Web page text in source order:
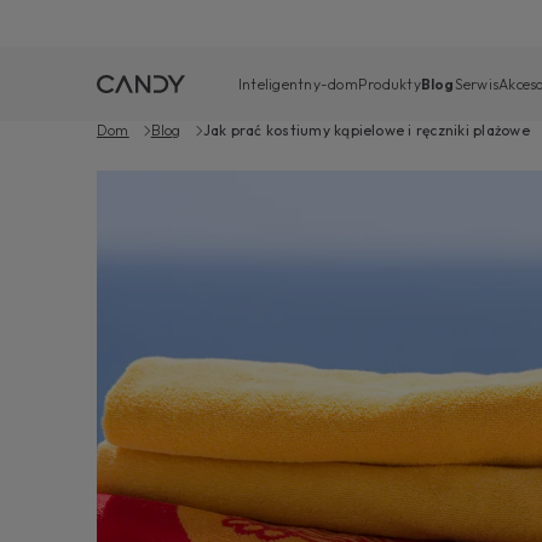
Inteligentny-domProduktyBlog Serwis
Dom Blog Jak prać kostiumy kąpielowe i ręczniki plażowe